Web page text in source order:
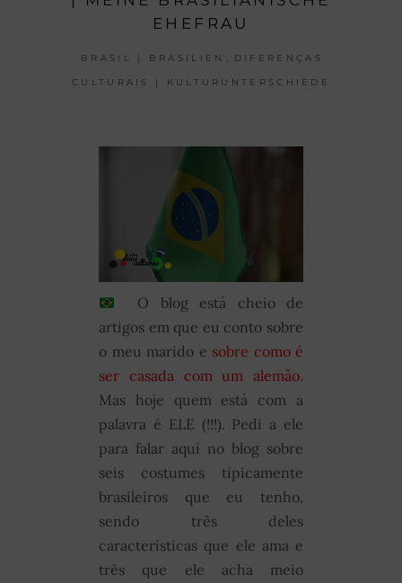
EHEFRAU
BRASIL | BRASILIEN DIFERENÇAS
CULTURAIS | KULTURUNTERSCHIEDE
O blog está cheio de
artigos em que eu conto sobre
o meu marido e sobre como é
ser casada com um alemão.
Mas hoje quem está com a
palavra é ELE (!!!). Pedi a ele
para falar aqui no blog sobre
seis costumes tipicamente
brasileiros que eu tenho,
sendo três deles
características que ele ama e
três que ele acha meio